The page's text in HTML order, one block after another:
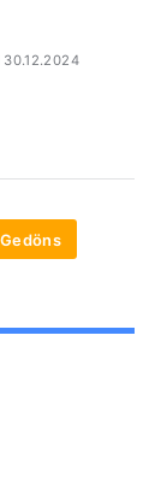
30.12.2024